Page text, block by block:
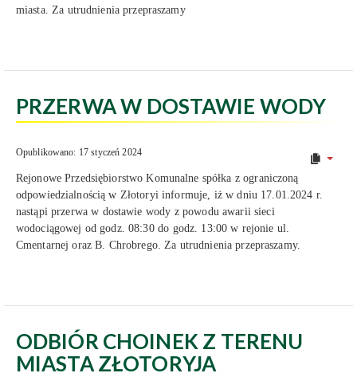
miasta. Za utrudnienia przepraszamy
PRZERWA W DOSTAWIE WODY
Opublikowano: 17 styczeń 2024
Rejonowe Przedsiębiorstwo Komunalne spółka z ograniczoną
odpowiedzialnością w Złotoryi informuje, iż w dniu 17.01.2024 r.
nastąpi przerwa w dostawie wody z powodu awarii sieci
wodociągowej od godz. 08:30 do godz. 13:00 w rejonie ul.
Cmentarnej oraz B. Chrobrego. Za utrudnienia przepraszamy.
ODBIÓR CHOINEK Z TERENU
MIASTA ZŁOTORYJA